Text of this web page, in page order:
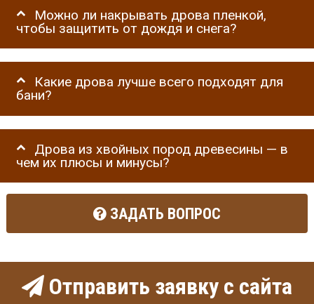
Можно ли накрывать дрова пленкой,
чтобы защитить от дождя и снега?
Какие дрова лучше всего подходят для
бани?
Дрова из хвойных пород древесины — в
чем их плюсы и минусы?
ЗАДАТЬ ВОПРОС
Отправить заявку с сайта